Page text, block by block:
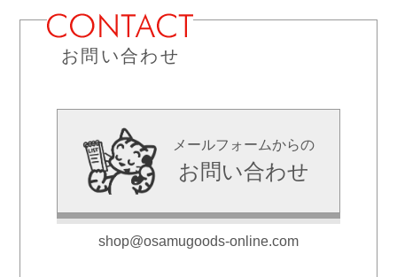
お問い合わせ
メールフォームからの
お問い合わせ
shop@osamugoods-online.com